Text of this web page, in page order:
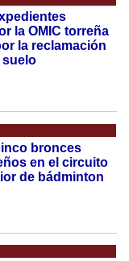
la OMIC torreña
la reclamación
suelo
bronces
en el circuito
de bádminton